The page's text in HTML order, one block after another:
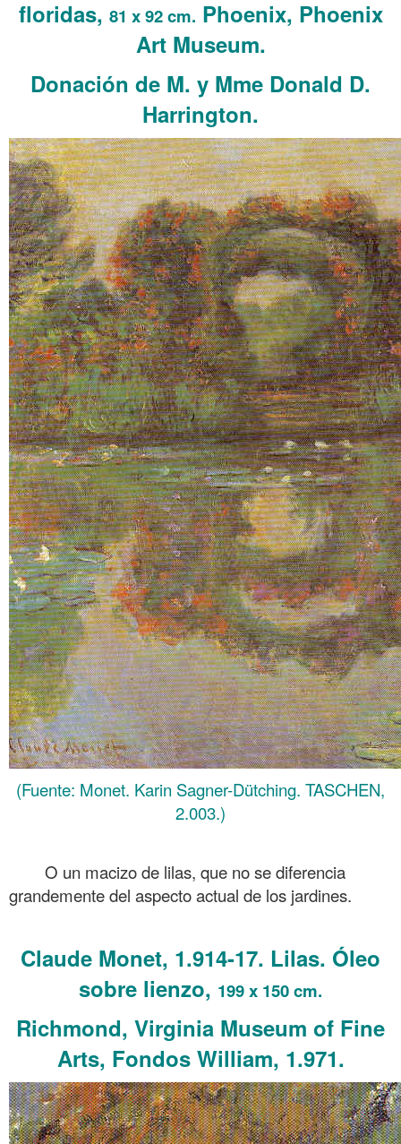
floridas, 81 x 92 cm. Phoenix, Phoenix
Art Museum.
Donación de M. y Mme Donald D.
Harrington.
(Fuente: Monet. Karin Sagner-Dütching. TASCHEN,
2.003.)
O un macizo de lilas, que no se diferencia
grandemente del aspecto actual de los jardines.
Claude Monet, 1.914-17. Lilas. Óleo
sobre lienzo, 199 x 150 cm.
Richmond, Virginia Museum of Fine
Arts, Fondos William, 1.971.